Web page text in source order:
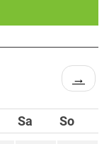
→
Sa So